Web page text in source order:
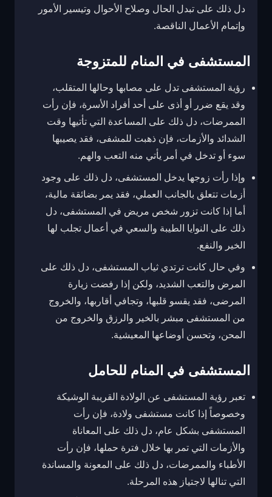
دل ذلك على تبدل الحال وصلاح الأحوال وتيسير الأمور
وإتمام الأعمال الناقصة.
المستشفى في المنام للمتزوجة
رؤية المستشفى تدل على مصابها وحالها المتقلب،
وقد يقع ضرر أو أذى على أحد أفراد الأسرة، فإن رأت
الممرضات، دل ذلك على المساعدة التي تأتيها وقت
الشدائد والأزمات، فإن ذهبت للمشفى، فقد يصيبها
سوء أو تدخل في أمر يأتي منه التعب والهم.
وإذا رأت زوجها يدخل المستشفى، دل ذلك على وجود
أزمات تتعلق بالجانب العملي، فقد يمر بضائقة مالية،
أما إذا كانت تزور شخص مريض في المستشفى، دل
ذلك على النوايا الطيبة والسعي في أعمال تجلب لها
الخير والنفع.
وفي حال كانت ترتدي ثياب المستشفى، دل ذلك على
المرض والتعب الشديد، ولكن إذا رفضت زيارة
المرضى، فقد يقسو قلبها، وتجافي أقاربها، والخروج
من المستشفى مبشر بالخير والرزق والخروج من
المحن، وتحسن أوضاعها المعيشية.
المستشفى في المنام للحامل
تعبر رؤية المستشفى عن الولادة القريبة الوشيكة
وخصوصاً إذا كانت مستشفى ولادة، فإن رأت
المستشفى بشكل عام، دل ذلك على المعاناة
والأزمات التي تمر بها خلال فترة حملها، فإن رأت
الأطباء والممرضات، دل ذلك على المعونة والمساندة
التي تنالها لاجتياز هذه المرحلة.